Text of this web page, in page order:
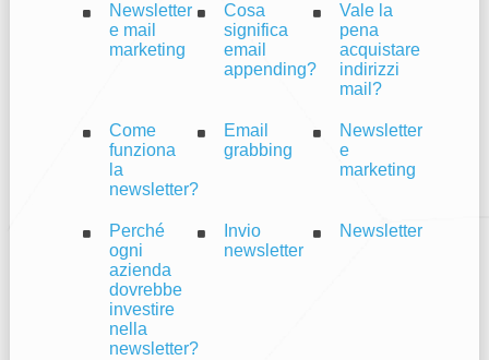
Newsletter
e mail
marketing
Cosa
significa
email
appending?
Vale la
pena
acquistare
indirizzi
mail?
Come
funziona
la
newsletter?
Email
grabbing
Newsletter
e
marketing
Perché
ogni
azienda
dovrebbe
investire
nella
newsletter?
Invio
newsletter
Newsletter